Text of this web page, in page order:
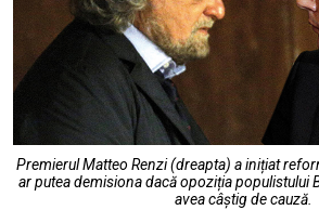
Premierul Matteo Renzi (dreapta) a inițiat
ar putea demisiona dacă opoziția populistului
avea câștig de cauză.